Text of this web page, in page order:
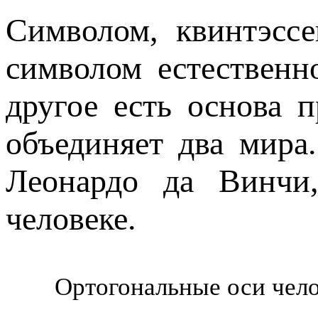
Символом,
символом
другое есть основа
объединяет два
Леонардо да
человеке.
Ортогональные оси